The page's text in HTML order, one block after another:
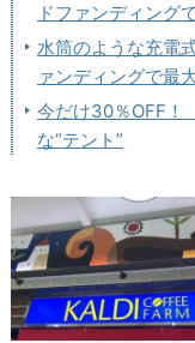
ドファンディング
水筒のような充電
ァンディングで最
今だけ30％OFF！
な“テント”